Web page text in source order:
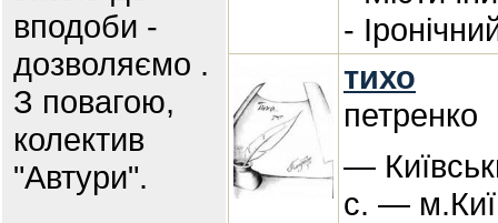
вподоби -
дозволяємо .
З повагою,
колектив
"Автури".
-
тихо
петренко
—
с. —